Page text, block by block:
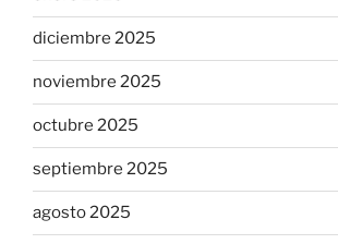
diciembre 2025
noviembre 2025
octubre 2025
septiembre 2025
agosto 2025